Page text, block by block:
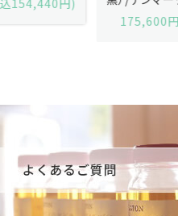
175,600円(税込193,160円)